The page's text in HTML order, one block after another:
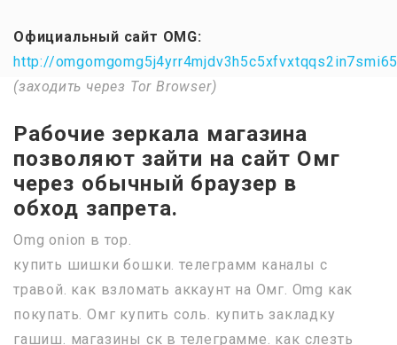
Официальный сайт OMG:
http://
(заходить через Tor Browser)
Рабочие зеркала магазина
позволяют зайти на сайт Омг
через обычный браузер в
обход запрета.
Omg onion в тор.
купить шишки бошки. телеграмм каналы с
травой. как взломать аккаунт на Омг. Omg как
покупать. Омг купить соль. купить закладку
гашиш. магазины ск в телеграмме. как слезть